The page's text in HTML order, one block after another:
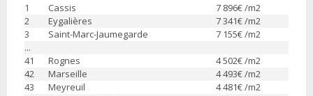
1 Cassis 7 896€ /m2
2
Eygalières 7 341€ /m2
3
Saint-Marc-Jaumegarde 7 155€ /m2
...
41
Rognes 4 502€ /m2
42
Marseille 4 493€ /m2
43
Meyreuil 4 481€ /m2